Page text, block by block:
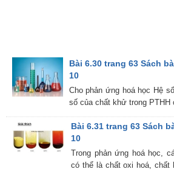
Bài 6.30 trang 63 Sách
10
Cho phản ứng hoá học Hệ
số của chất khử trong PTHH
Bài 6.31 trang 63 Sách
10
Trong phản ứng hoá học,
có thể là chất oxi hoá,